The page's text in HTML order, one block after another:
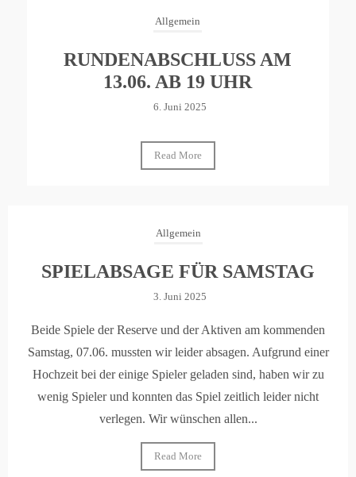
Allgemein
RUNDENABSCHLUSS AM
13.06. AB 19 UHR
6. Juni 2025
Read More
Allgemein
SPIELABSAGE FÜR SAMSTAG
3. Juni 2025
Beide Spiele der Reserve und der Aktiven am kommenden
Samstag, 07.06. mussten wir leider absagen. Aufgrund einer
Hochzeit bei der einige Spieler geladen sind, haben wir zu
wenig Spieler und konnten das Spiel zeitlich leider nicht
verlegen. Wir wünschen allen...
Read More